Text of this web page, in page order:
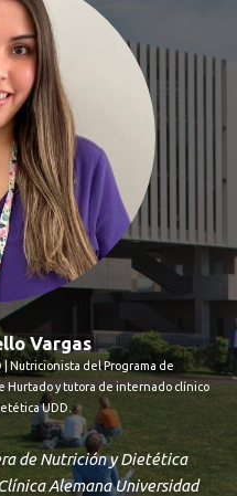
Vargas
Nutricionista del Programa de
Hurtado y tutora de internado clínico
UDD.
de Nutrición y Dietética
Alemana Universidad